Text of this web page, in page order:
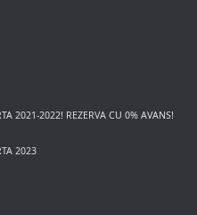
2021-2022! REZERVA CU 0% AVANS!
2023